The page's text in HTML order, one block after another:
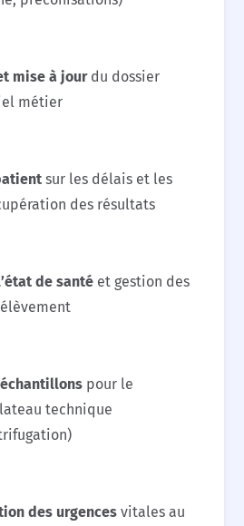
mise à jourdu dossier
métier
sur les délais et les
des résultats
de santé et gestion des
pour le
technique
des urgences vitales au